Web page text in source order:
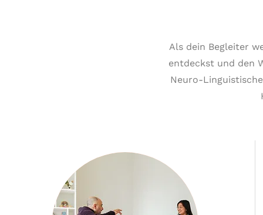
Als dein Begleiter
entdeckst und den
Neuro-